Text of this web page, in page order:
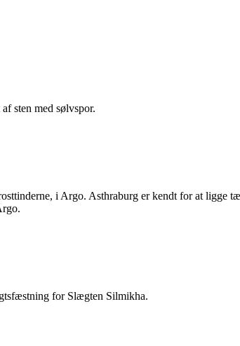
sten med sølvspor.
i Argo. Asthraburg er kendt for at ligge
for Slægten Silmikha.